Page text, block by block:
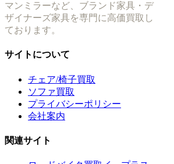
マンミラーなど、ブランド家具・デ
ザイナーズ家具を専門に高価買取し
ております。
サイトについて
チェア/椅子買取
ソファ買取
プライバシーポリシー
会社案内
関連サイト